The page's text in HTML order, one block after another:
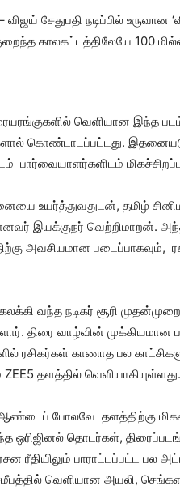
சேதுபதி நடிப்பில் உருவான
காலகட்டத்திலேயே 100
வெளியான இந்த படம்
கொண்டாடப்பட்டது.
பார்வையாளர்களிடம்
உயர்த்துவதுடன், தமிழ்
இயக்குநர் வெற்றிமாறன்.
அவசியமான
வந்த நடிகர் சூரி
திரை வாழ்வின் முக்கியமான
ரசிகர்கள் காணாத பல
தளத்தில் வெளியாகியுள்ளது.
போலவே தளத்திற்கு
ஒரிஜினல் தொடர்கள்,
ரீதியிலும் பாராட்டப்பட்ட
சமீபத்தில் வெளியான அயலி,